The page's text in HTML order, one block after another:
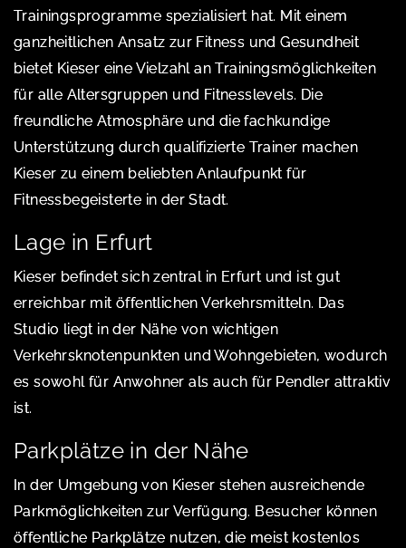
Trainingsprogramme spezialisiert hat. Mit einem
ganzheitlichen Ansatz zur Fitness und Gesundheit
bietet Kieser eine Vielzahl an Trainingsmöglichkeiten
für alle Altersgruppen und Fitnesslevels. Die
freundliche Atmosphäre und die fachkundige
Unterstützung durch qualifizierte Trainer machen
Kieser zu einem beliebten Anlaufpunkt für
Fitnessbegeisterte in der Stadt.
Lage in Erfurt
Kieser befindet sich zentral in Erfurt und ist gut
erreichbar mit öffentlichen Verkehrsmitteln. Das
Studio liegt in der Nähe von wichtigen
Verkehrsknotenpunkten und Wohngebieten, wodurch
es sowohl für Anwohner als auch für Pendler attraktiv
ist.
Parkplätze in der Nähe
In der Umgebung von Kieser stehen ausreichende
Parkmöglichkeiten zur Verfügung. Besucher können
öffentliche Parkplätze nutzen, die meist kostenlos